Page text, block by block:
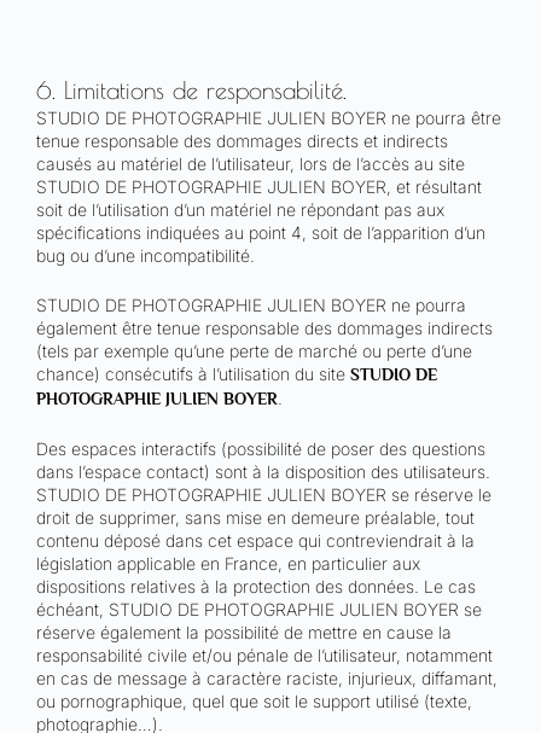
6. Limitations de responsabilité.
STUDIO DE PHOTOGRAPHIE JULIEN BOYER ne pourra être
tenue responsable des dommages directs et indirects
causés au matériel de l’utilisateur, lors de l’accès au site
STUDIO DE PHOTOGRAPHIE JULIEN BOYER, et résultant
soit de l’utilisation d’un matériel ne répondant pas aux
spécifications indiquées au point 4, soit de l’apparition d’un
bug ou d’une incompatibilité.
STUDIO DE PHOTOGRAPHIE JULIEN BOYER ne pourra
également être tenue responsable des dommages indirects
(tels par exemple qu’une perte de marché ou perte d’une
chance) consécutifs à l’utilisation du site STUDIO DE
PHOTOGRAPHIE JULIEN BOYER
Des espaces interactifs (possibilité de poser des questions
dans l’espace contact) sont à la disposition des utilisateurs.
STUDIO DE PHOTOGRAPHIE JULIEN BOYER se réserve le
droit de supprimer, sans mise en demeure préalable, tout
contenu déposé dans cet espace qui contreviendrait à la
législation applicable en France, en particulier aux
dispositions relatives à la protection des données. Le cas
échéant, STUDIO DE PHOTOGRAPHIE JULIEN BOYER se
réserve également la possibilité de mettre en cause la
responsabilité civile et/ou pénale de l’utilisateur, notamment
en cas de message à caractère raciste, injurieux, diffamant,
ou pornographique, quel que soit le support utilisé (texte,
photographie…).